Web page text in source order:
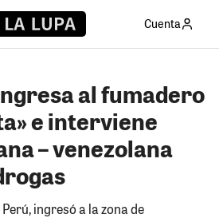
Cuenta
al fumadero
e interviene
– venezolana
ingresó a la zona de